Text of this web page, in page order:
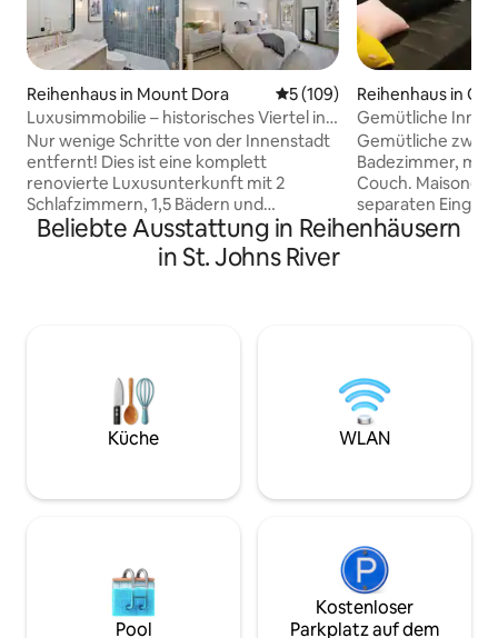
Reihenhaus in Mount Dora Durchschnittliche
5 (109)
Luxusimmobilie – historisches Viertel in
der Innenstadt
Nur wenige Schritte von der Innenstadt
entfernt! Dies ist eine komplett
renovierte Luxusunterkunft mit 2
Schlafzimmern, 1,5 Bädern und
hochwertiger Ausstattung. Genieße
WLAN, Smart-TVs, eine
Waschmaschine/einen Trockner und
oder kleine Gruppen. Der Hof verfügt
über einen Sichtschutzzaun an den
Seiten und an der Rückseite; er ist
jedoch nicht vollständig umzäunt. Über
Die Schlafzimmer und das Badezimmer
Erdgeschoss.
Reihenhaus in
Gemütliche
2 Bäder Haustiere
Gemütliche zwei
Badezimmer, mit
Couch. Maisonette-Wohnung mit
separaten
Innenstadt und
Universal, der
von Orlando und
eine Stunde vom
Beliebte Ausstattung in Reihenhäusern
in St. Johns River
Küche WLAN
Pool
Kostenloser
Parkplatz auf dem